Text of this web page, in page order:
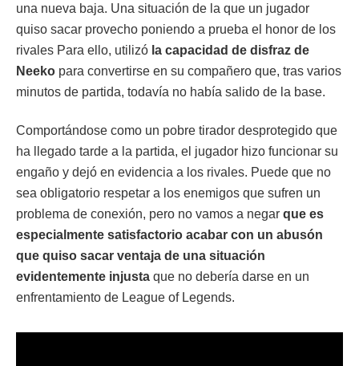
una nueva baja. Una situación de la que un jugador
quiso sacar provecho poniendo a prueba el honor de los
rivales Para ello, utilizó la capacidad de disfraz de
Neeko para convertirse en su compañero que, tras varios
minutos de partida, todavía no había salido de la base.
Comportándose como un pobre tirador desprotegido que
ha llegado tarde a la partida, el jugador hizo funcionar su
engaño y dejó en evidencia a los rivales. Puede que no
sea obligatorio respetar a los enemigos que sufren un
problema de conexión, pero no vamos a negar que es
especialmente satisfactorio acabar con un abusón
que quiso sacar ventaja de una situación
evidentemente injusta que no debería darse en un
enfrentamiento de League of Legends.